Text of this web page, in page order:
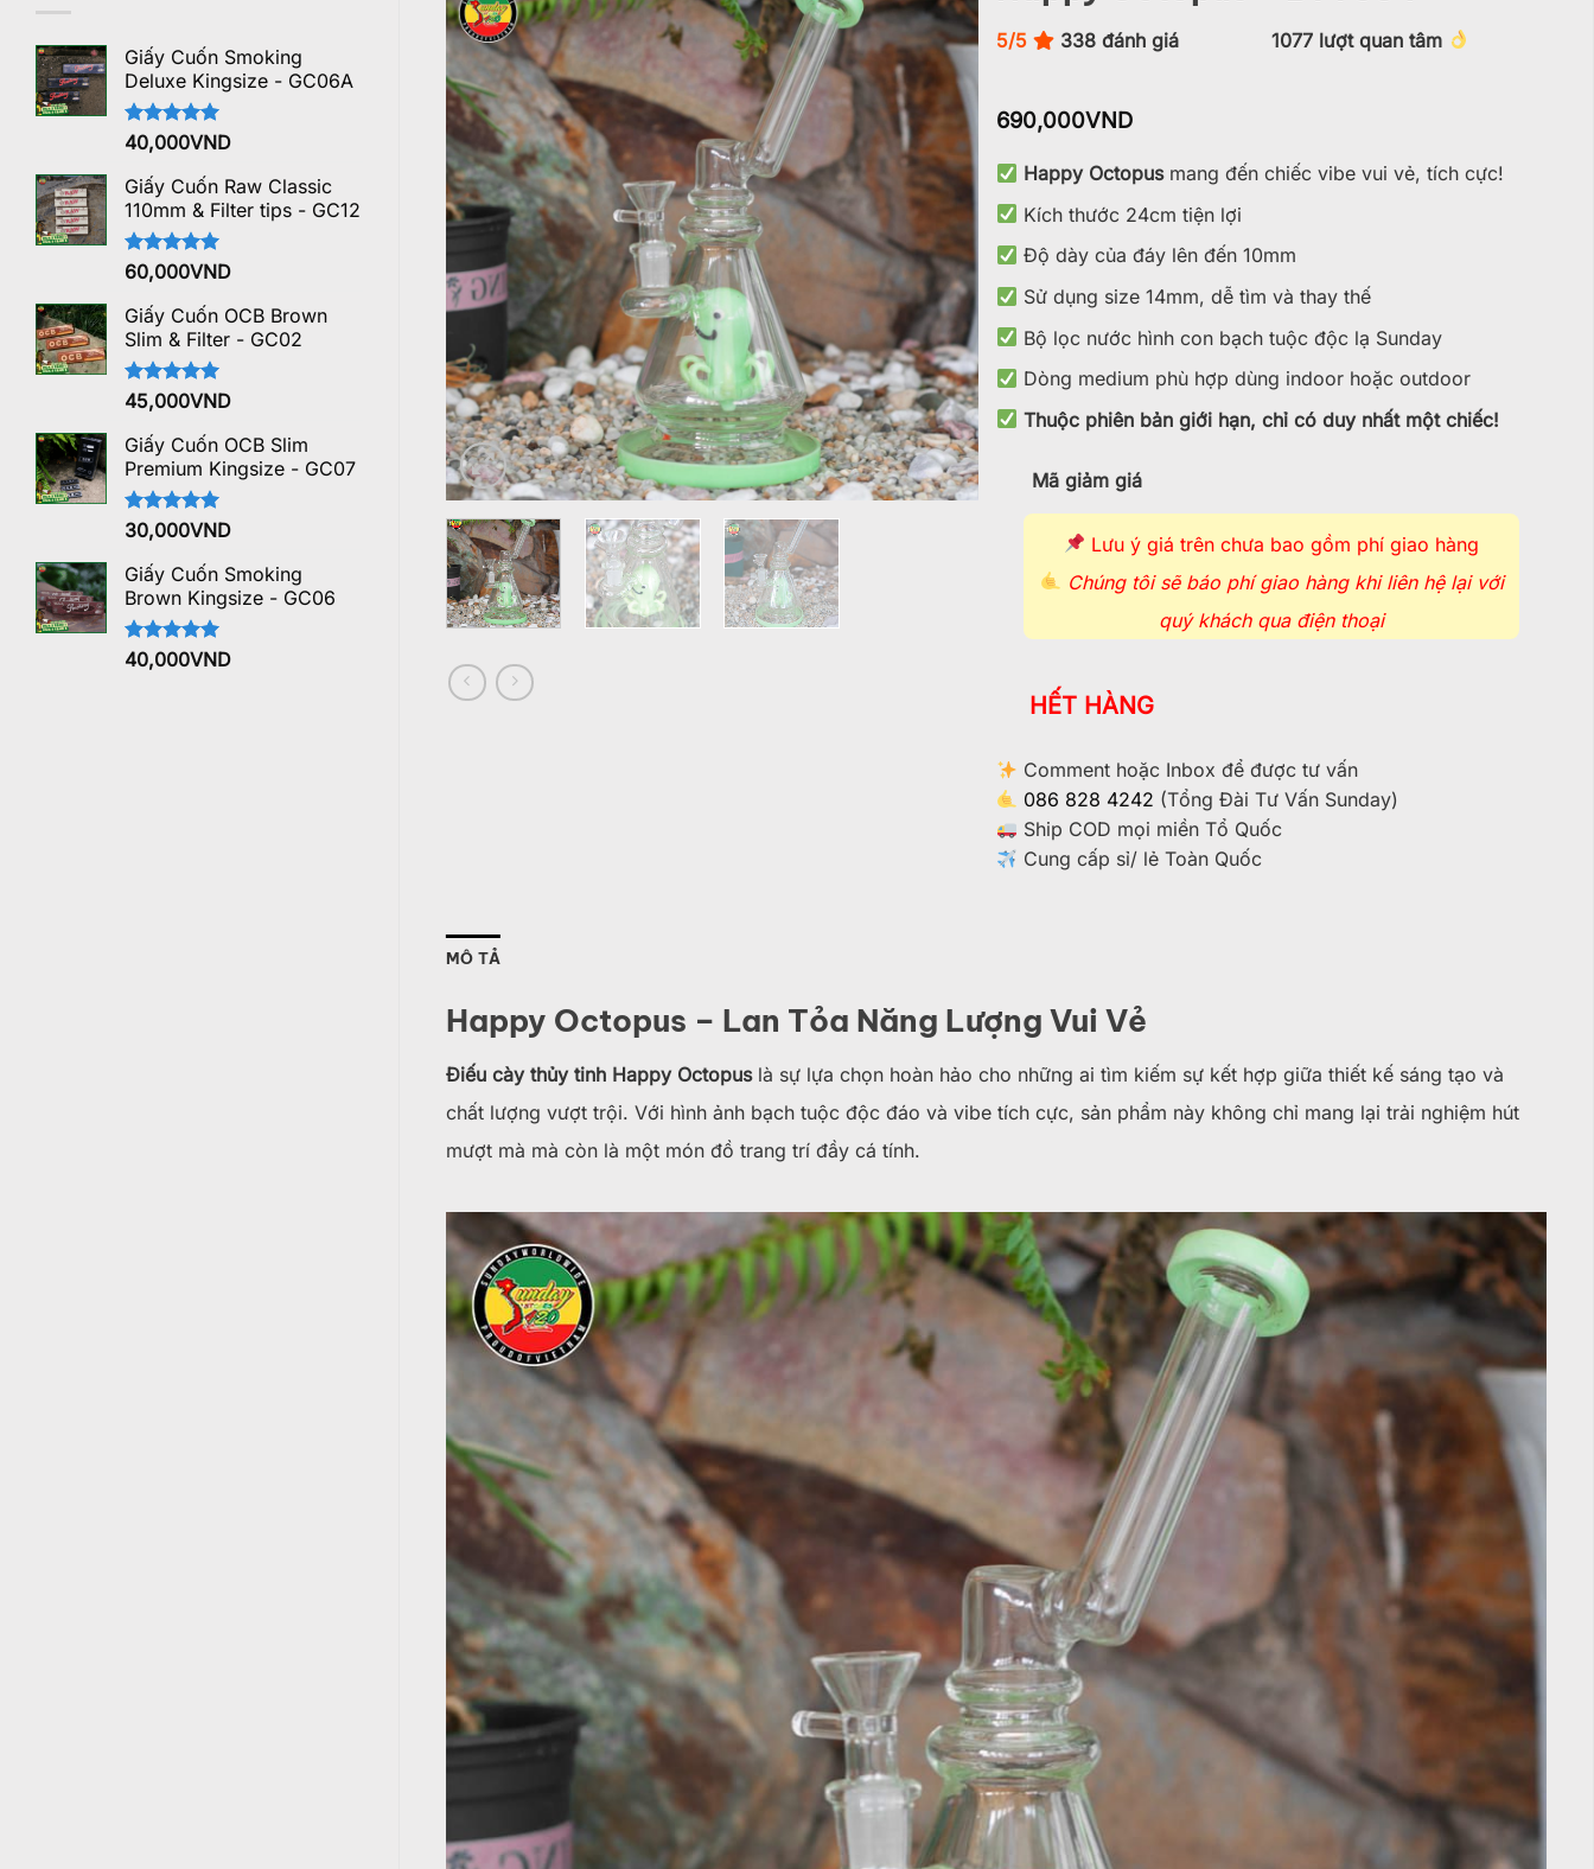
Giấy Cuốn Smoking
Deluxe Kingsize - GC06A
Được xếp
hạng
5 sao
40,000VND
Giấy Cuốn Raw Classic
110mm & Filter tips - GC12
Được xếp
hạng
5 sao
60,000VND
Giấy Cuốn OCB Brown
Slim & Filter - GC02
Được xếp
hạng
5 sao
45,000VND
Giấy Cuốn OCB Slim
Premium Kingsize - GC07
Được xếp
hạng
5 sao
30,000VND
Giấy Cuốn Smoking
Brown Kingsize - GC06
Được xếp
hạng
40,000VND
Add to
wishlist
5/5 338 đánh giá 1077 lượt quan tâm
690,000VND
Happy Octopusmang đến chiếc vibe vui vẻ, tích cực!
Kích thước 24cm tiện lợi
Độ dày của đáy lên đến 10mm
Sử dụng size 14mm, dễ tìm và thay thế
Bộ lọc nước hình con bạch tuộc độc lạ Sunday
Dòng medium phù hợp dùng indoor hoặc outdoor
Thuộc phiên bản giới hạn, chỉ có duy nhất một chiếc!
Mã giảm giá
Lưu ý giá trên chưa bao gồm phí giao hàng
Chúng tôi sẽ báo phí giao hàng khi liên hệ lại với
quý khách qua điện thoại
HẾT HÀNG
Comment hoặc Inbox để được tư vấn
086 828 4242 (Tổng Đài Tư Vấn Sunday)
Ship COD mọi miền Tổ Quốc
Cung cấp sỉ/ lẻ Toàn Quốc
MÔ TẢ
Happy Octopus – Lan Tỏa Năng Lượng Vui Vẻ
Điếu cày thủy tinh Happy Octopuslà sự lựa chọn hoàn hảo cho những ai tìm kiếm sự kết hợp giữa thiết kế sáng tạo và
chất lượng vượt trội. Với hình ảnh bạch tuộc độc đáo và vibe tích cực, sản phẩm này không chỉ mang lại trải nghiệm hút
mượt mà mà còn là một món đồ trang trí đầy cá tính.